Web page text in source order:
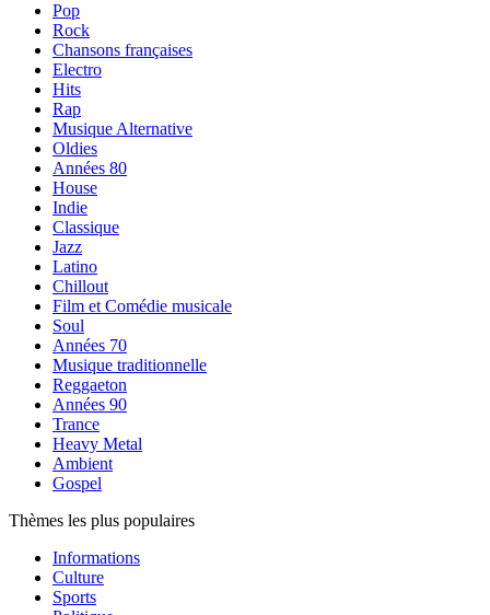
Pop
Rock
Chansons françaises
Electro
Hits
Rap
Musique Alternative
Oldies
Années 80
House
Indie
Classique
Jazz
Latino
Chillout
Film et Comédie musicale
Soul
Années 70
Musique traditionnelle
Reggaeton
Années 90
Trance
Heavy Metal
Ambient
Gospel
Thèmes les plus populaires
Informations
Culture
Sports